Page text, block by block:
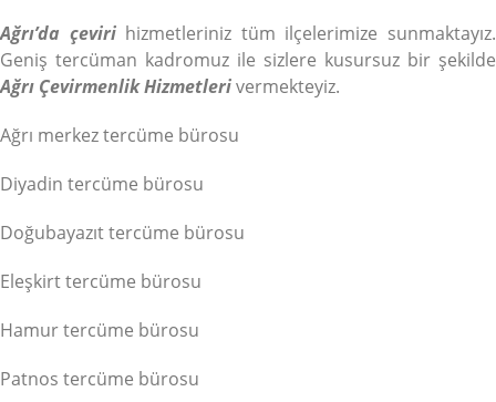
Ağrı’da çevirihizmetleriniz tüm ilçelerimize sunmaktayız.
Geniş tercüman kadromuz ile sizlere kusursuz bir şekilde
Ağrı Çevirmenlik Hizmetlerivermekteyiz.
Ağrı merkez tercüme bürosu
Diyadin tercüme bürosu
Doğubayazıt tercüme bürosu
Eleşkirt tercüme bürosu
Hamur tercüme bürosu
Patnos tercüme bürosu